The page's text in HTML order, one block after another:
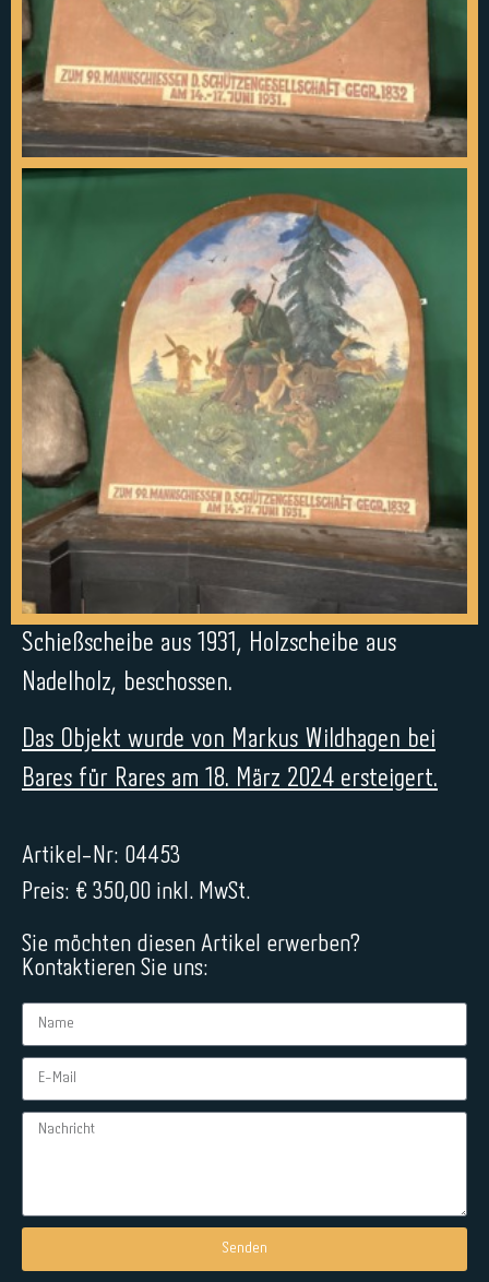
Schießscheibe aus 1931, Holzscheibe aus
Nadelholz, beschossen.
Das Objekt wurde von Markus Wildhagen bei
Bares für Rares am 18. März 2024 ersteigert.
Artikel-Nr: 04453
Preis: € 350,00 inkl. MwSt.
Sie möchten diesen Artikel erwerben?
Kontaktieren Sie uns:
Senden